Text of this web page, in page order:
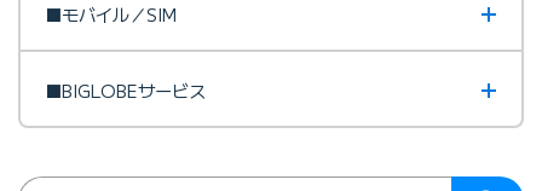
■モバイル／SIM
■BIGLOBEサービス